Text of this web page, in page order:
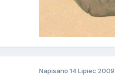
Napisano14 Lipiec 2009